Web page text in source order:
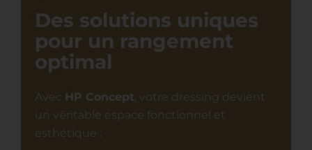
Des solutions uniques
pour un rangement
optimal
Avec HP Concept, votre dressing devient
un véritable espace fonctionnel et
esthétique :